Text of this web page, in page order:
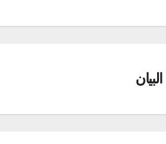
البيان